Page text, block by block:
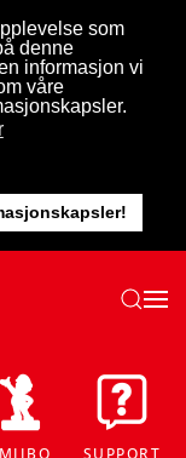
som
denne
informasjon vi
våre
SUPPORT